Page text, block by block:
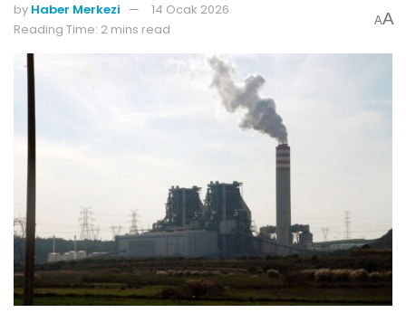
by Haber Merkezi
14 Ocak 2026
Reading Time: 2 mins read
AA